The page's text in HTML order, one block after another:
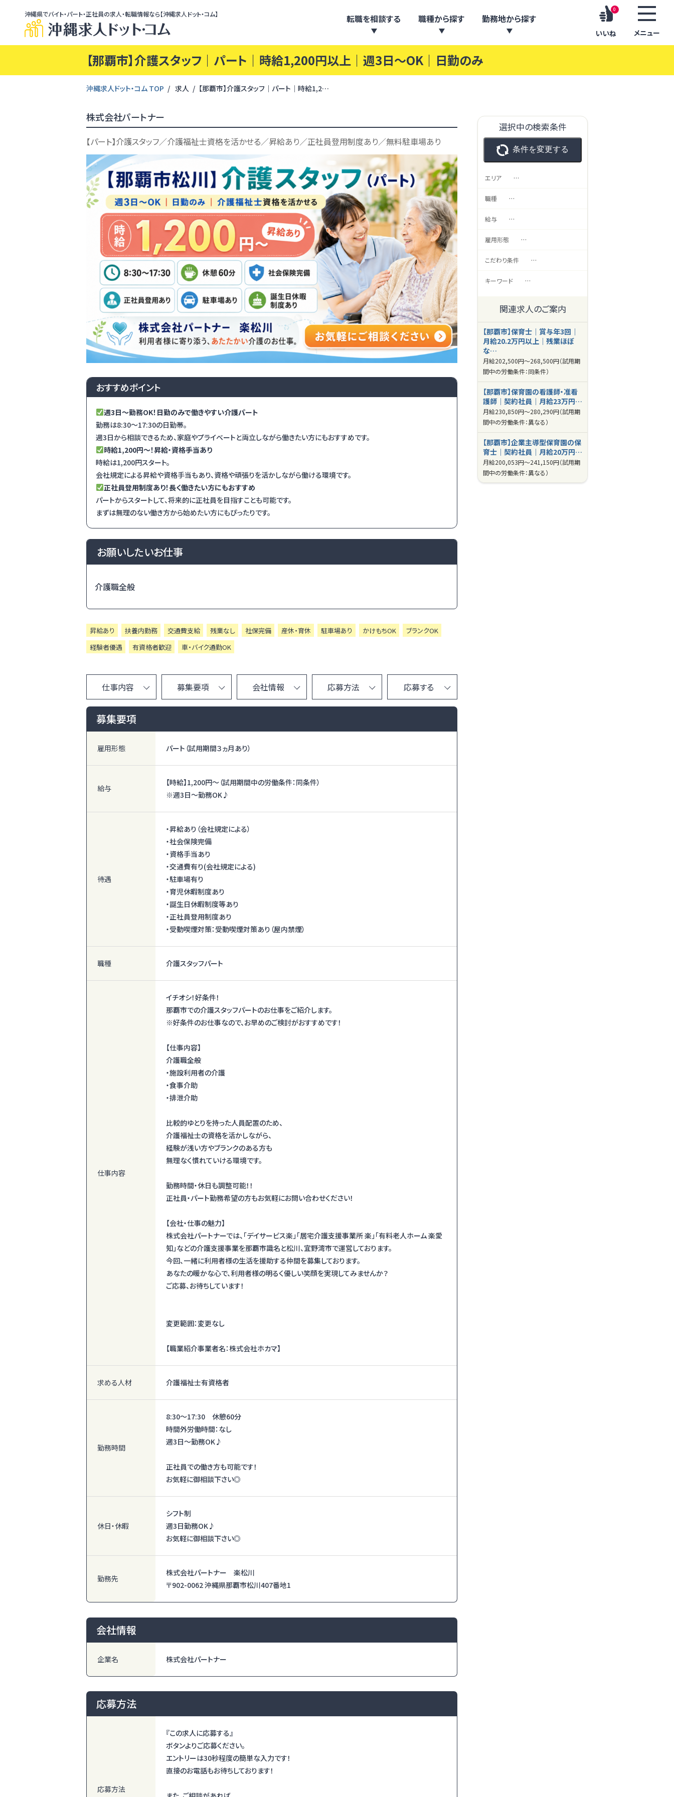
沖縄県でバイト・パート・正社員の求人・転職情報なら【沖縄求人ドット・コム】 転職を相談する 職種から探す 勤務地から探す
0
いいね メニュー
【那覇市】介護スタッフ｜パート｜時給1,200円以上｜週3日～OK｜日勤のみ
沖縄求人ドット・コム TOP 求人 【那覇市】介護スタッフ｜パート｜時給1,2…
株式会社パートナー
【パート】介護スタッフ／介護福祉士資格を活かせる／昇給あり／正社員登用制度あり／無料駐車場あり
おすすめポイント
週3日～勤務OK！日勤のみで働きやすい介護パート
勤務は8:30～17:30の日勤帯。
週3日から相談できるため、家庭やプライベートと両立しながら働きたい方にもおすすめです。
時給1,200円～！昇給・資格手当あり
時給は1,200円スタート。
会社規定による昇給や資格手当もあり、資格や頑張りを活かしながら働ける環境です。
正社員登用制度あり！長く働きたい方にもおすすめ
パートからスタートして、将来的に正社員を目指すことも可能です。
まずは無理のない働き方から始めたい方にもぴったりです。
お願いしたいお仕事
介護職全般
昇給あり 扶養内勤務 交通費支給 残業なし 社保完備 産休・育休 駐車場あり かけもちOK
ブランクOK
経験者優遇
有資格者歓迎 車・バイク通勤OK
仕事内容 募集要項 会社情報 応募方法 応募する
募集要項
雇用形態 パート（試用期間３ヵ月あり）
給与
【時給】1,200円〜 （試用期間中の労働条件：同条件）
※週3日～勤務OK♪
待遇
・昇給あり（会社規定による）
・社会保険完備
・資格手当あり
・交通費有り(会社規定による)
・駐車場有り
・育児休暇制度あり
・誕生日休暇制度等あり
・正社員登用制度あり
・受動喫煙対策：受動喫煙対策あり（屋内禁煙）
職種 介護スタッフパート
仕事内容
イチオシ！好条件！
那覇市での介護スタッフパートのお仕事をご紹介します。
※好条件のお仕事なので、お早めのご検討がおすすめです！
【仕事内容】
介護職全般
・施設利用者の介護
・食事介助
・排泄介助
比較的ゆとりを持った人員配置のため、
介護福祉士の資格を活かしながら、
経験が浅い方やブランクのある方も
無理なく慣れていける環境です。
勤務時間・休日も調整可能！！
正社員・パート勤務希望の方もお気軽にお問い合わせください！
【会社・仕事の魅力】
株式会社パートナーでは、「デイサービス楽」「居宅介護支援事業所 楽」「有料老人ホーム 楽愛
知」などの介護支援事業を那覇市識名と松川、宜野湾市で運営しております。
今回、一緒に利用者様の生活を援助する仲間を募集しております。
あなたの暖かな心で、利用者様の明るく優しい笑顔を実現してみませんか？
ご応募、お待ちしています！
変更範囲：変更なし
【職業紹介事業者名：株式会社ホカマ】
求める人材 介護福祉士有資格者
勤務時間
8:30～17:30 休憩60分
時間外労働時間：なし
週3日～勤務OK♪
正社員での働き方も可能です！
お気軽に御相談下さい◎
休日・休暇
シフト制
週3日勤務OK♪
お気軽に御相談下さい◎
勤務先
株式会社パートナー 楽松川
〒902-0062 沖縄県那覇市松川407番地1
会社情報
企業名 株式会社パートナー
応募方法
応募方法
『この求人に応募する』
ボタンよりご応募ください。
エントリーは30秒程度の簡単な入力です！
直接のお電話もお待ちしております！
選択中の検索条件
条件を変更する
エリア …
職種 …
給与 …
雇用形態 …
こだわり条件 …
キーワード …
関連求人のご案内
【那覇市】保育士｜賞与年3回｜
月給20.2万円以上｜残業ほぼ
な…
月給202,500円～268,500円（試用期
間中の労働条件：同条件）
【那覇市】保育園の看護師・准看
護師｜契約社員｜月給23万円…
月給230,850円～280,290円（試用期
間中の労働条件：異なる）
【那覇市】企業主導型保育園の保
育士｜契約社員｜月給20万円…
月給200,053円～241,150円（試用期
間中の労働条件：異なる）